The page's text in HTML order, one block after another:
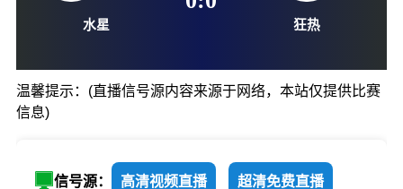
0:0
温馨提示：(直播信号源内容来源于网络，本站仅提供比赛
信息)
信号源： 高清视频直播 超清免费直播